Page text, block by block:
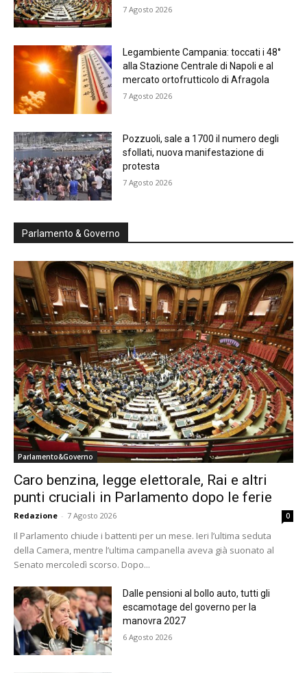
7 Agosto 2026
Legambiente Campania: toccati i 48°
alla Stazione Centrale di Napoli e al
mercato ortofrutticolo di Afragola
7 Agosto 2026
Pozzuoli, sale a 1700 il numero degli
sfollati, nuova manifestazione di
protesta
7 Agosto 2026
Parlamento & Governo
Parlamento&Governo
Caro benzina, legge elettorale, Rai e altri
punti cruciali in Parlamento dopo le ferie
Redazione - 7 Agosto 2026 0
Il Parlamento chiude i battenti per un mese. Ieri l’ultima seduta
della Camera, mentre l’ultima campanella aveva già suonato al
Senato mercoledì scorso. Dopo...
Dalle pensioni al bollo auto, tutti gli
escamotage del governo per la
manovra 2027
6 Agosto 2026